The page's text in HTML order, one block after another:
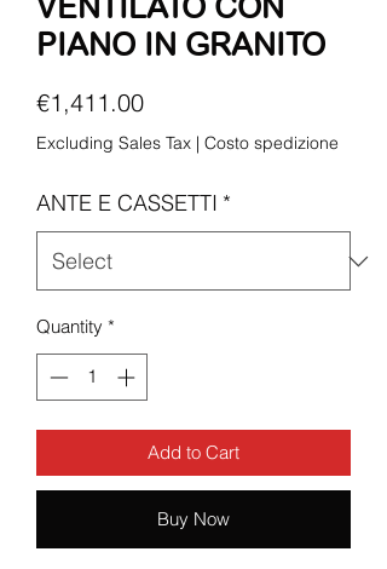
PIANO IN GRANITO
€1,411.00Price
Excluding Sales Tax | Costo spedizione
ANTE E CASSETTI *
Quantity *
Add to Cart
Buy Now